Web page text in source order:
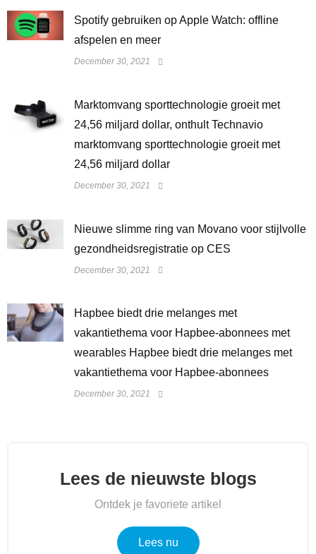
Spotify gebruiken op Apple Watch: offline
afspelen en meer
December 30, 2021
Marktomvang sporttechnologie groeit met
24,56 miljard dollar, onthult Technavio
marktomvang sporttechnologie groeit met
24,56 miljard dollar
December 30, 2021
Nieuwe slimme ring van Movano voor stijlvolle
gezondheidsregistratie op CES
December 30, 2021
Hapbee biedt drie melanges met
vakantiethema voor Hapbee-abonnees met
wearables Hapbee biedt drie melanges met
vakantiethema voor Hapbee-abonnees
December 30, 2021
Lees de nieuwste blogs
Ontdek je favoriete artikel
Lees nu